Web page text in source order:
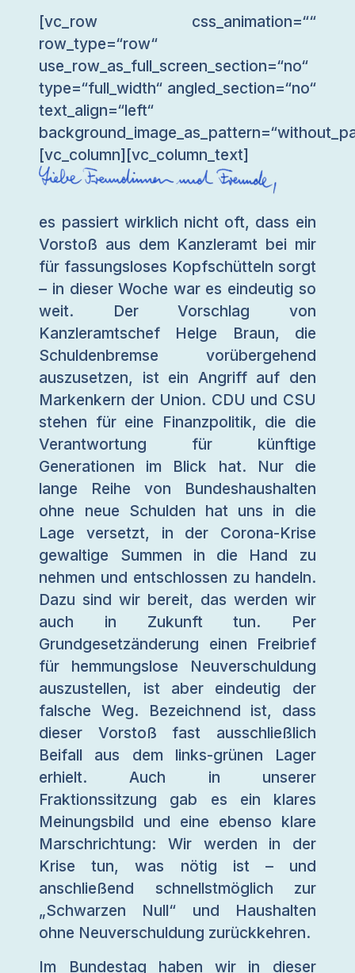
[vc_row css_animation=““
row_type=“row“
use_row_as_full_screen_section=“no“
type=“full_width“ angled_section=“no“
text_align=“left“
[vc_column][vc_column_text]
es passiert wirklich nicht oft, dass ein
Vorstoß aus dem Kanzleramt bei mir
für fassungsloses Kopfschütteln sorgt
– in dieser Woche war es eindeutig so
weit. Der Vorschlag von
Kanzleramtschef Helge Braun, die
Schuldenbremse vorübergehend
auszusetzen, ist ein Angriff auf den
Markenkern der Union. CDU und CSU
stehen für eine Finanzpolitik, die die
Verantwortung für künftige
Generationen im Blick hat. Nur die
lange Reihe von Bundeshaushalten
ohne neue Schulden hat uns in die
Lage versetzt, in der Corona-Krise
gewaltige Summen in die Hand zu
nehmen und entschlossen zu handeln.
Dazu sind wir bereit, das werden wir
auch in Zukunft tun. Per
Grundgesetzänderung einen Freibrief
für hemmungslose Neuverschuldung
auszustellen, ist aber eindeutig der
falsche Weg. Bezeichnend ist, dass
dieser Vorstoß fast ausschließlich
Beifall aus dem links-grünen Lager
erhielt. Auch in unserer
Fraktionssitzung gab es ein klares
Meinungsbild und eine ebenso klare
Marschrichtung: Wir werden in der
Krise tun, was nötig ist – und
anschließend schnellstmöglich zur
„Schwarzen Null“ und Haushalten
ohne Neuverschuldung zurückkehren.
Im Bundestag haben wir in dieser